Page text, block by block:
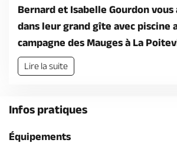
Brochures & Cartes Offices de tourisme
Bernard et Isabelle Gourdon
dans leur grand gîte avec piscine
campagne des Mauges à La
Lire la suite
Infos pratiques
Équipements